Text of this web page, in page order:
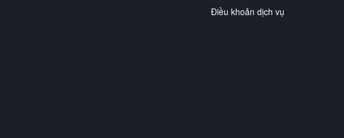
Điều khoản dịch vụ